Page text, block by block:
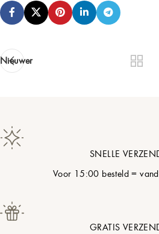
Nieuwer
SNELLE
Voor 15:00 besteld =
GRATIS